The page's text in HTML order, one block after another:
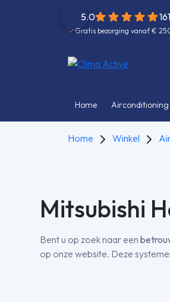
5.0 161
Gratis bezorging vanaf €
Home Airconditioning
Home Winkel
Mitsubishi
Bent u op zoek naar een
op onze website. Deze